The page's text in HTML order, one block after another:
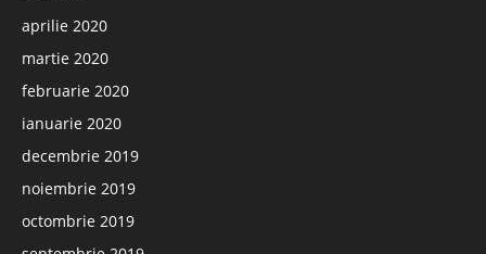
aprilie 2020
martie 2020
februarie 2020
ianuarie 2020
decembrie 2019
noiembrie 2019
octombrie 2019